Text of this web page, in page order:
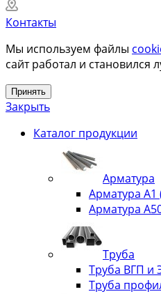
Контакты
Мы используем файлы
сайт работал и становился
Принять
Закрыть
Каталог продукции
Арматура
Арматура А1
Арматура
Труба
Труба ВГП и
Труба